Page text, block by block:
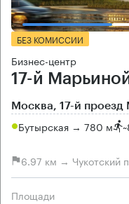
БЕЗ КОМИССИИ
Бизнес-центр
17-й
Москва, 17-й
Бутырская → 780 м ~
6.97 км → Чукотский
Площади